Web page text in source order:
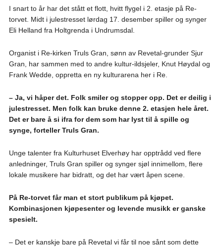
I snart to år har det stått et flott, hvitt flygel i 2. etasje på Re-
torvet. Midt i julestresset lørdag 17. desember spiller og synger
Eli Helland fra Holtgrenda i Undrumsdal.
Organist i Re-kirken Truls Gran, sønn av Revetal-grunder Sjur
Gran, har sammen med to andre kultur-ildsjeler, Knut Høydal og
Frank Wedde, oppretta en ny kulturarena her i Re.
– Ja, vi håper det. Folk smiler og stopper opp. Det er deilig i
julestresset. Men folk kan bruke denne 2. etasjen hele året.
Det er bare å si ifra for dem som har lyst til å spille og
synge, forteller Truls Gran.
Unge talenter fra Kulturhuset Elverhøy har opptrådd ved flere
anledninger, Truls Gran spiller og synger sjøl innimellom, flere
lokale musikere har bidratt, og det har vært åpen scene.
På Re-torvet får man et stort publikum på kjøpet.
Kombinasjonen kjøpesenter og levende musikk er ganske
spesielt.
– Det er kanskje bare på Revetal vi får til noe sånt som dette